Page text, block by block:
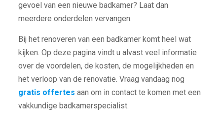
gevoel van een nieuwe badkamer? Laat dan
meerdere onderdelen vervangen.
Bij het renoveren van een badkamer komt heel wat
kijken. Op deze pagina vindt u alvast veel informatie
over de voordelen, de kosten, de mogelijkheden en
het verloop van de renovatie. Vraag vandaag nog
gratis offertes aan om in contact te komen met een
vakkundige badkamerspecialist.